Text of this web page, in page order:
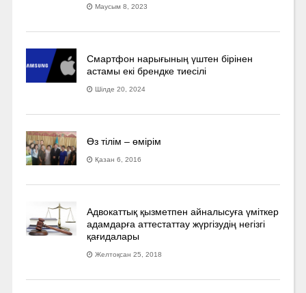
Маусым 8, 2023
Смартфон нарығының үштен бірінен
астамы екі брендке тиесілі
Шілде 20, 2024
Өз тілім – өмірім
Қазан 6, 2016
Адвокаттық қызметпен айналысуға үмiткер
адамдарға аттестаттау жүргізудің негізгі
қағидалары
Желтоқсан 25, 2018